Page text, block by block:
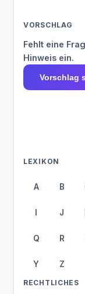
VORSCHLAG
Fehlt eine
Hinweis ein.
LEXIKON
A B
I J
Q R
Y Z
RECHTLICHES